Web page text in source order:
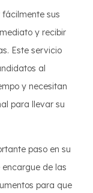
sus
y recibir
Este servicio
al
y necesitan
para llevar su
paso en su
de las
para que